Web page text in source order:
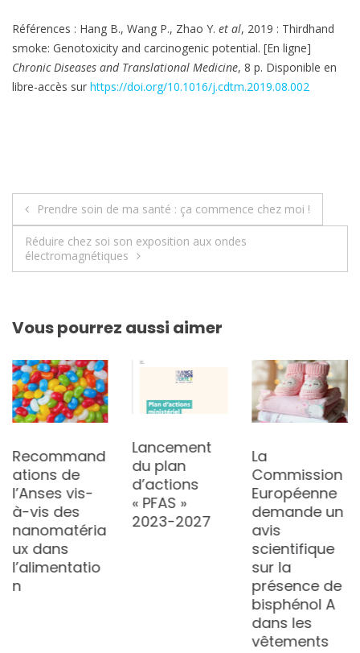
Références : Hang B., Wang P., Zhao Y. et al, 2019 : Thirdhand
smoke: Genotoxicity and carcinogenic potential. [En ligne]
Chronic Diseases and Translational Medicine, 8 p. Disponible en
libre-accès sur https://doi.org/10.1016/j.cdtm.2019.08.002
Navigation
de
l’article
Prendre soin de ma santé : ça commence chez moi !
Réduire chez soi son exposition aux ondes
électromagnétiques
Vous pourrez aussi aimer
Recommand
ations de
l’Anses vis-
à-vis des
nanomatéria
ux dans
l’alimentatio
n
Lancement
du plan
d’actions
« PFAS »
2023-2027
La
Commission
Européenne
demande un
avis
scientifique
sur la
présence de
bisphénol A
dans les
vêtements